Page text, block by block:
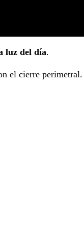
luz del día.
el cierre perimetral.